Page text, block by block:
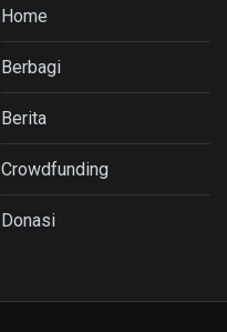
Home
Berbagi
Berita
Crowdfunding
Donasi